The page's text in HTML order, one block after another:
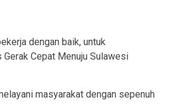
dengan baik, untuk
Cepat Menuju Sulawesi
masyarakat dengan sepenuh